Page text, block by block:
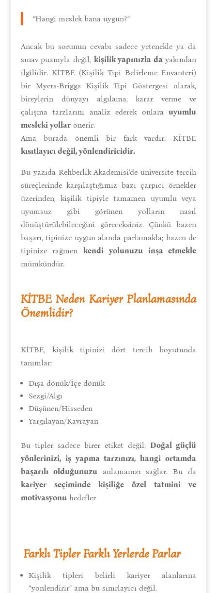
“Hangi meslek bana uygun?”
Ancak bu sorunun cevabı sadece yetenekle ya da
sınav puanıyla değil, kişilik yapınızla dayakından
ilgilidir. KİTBE (Kişilik Tipi Belirleme Envanteri)
bir Myers-Briggs Kişilik Tipi Göstergesi olarak,
bireylerin dünyayı algılama, karar verme ve
çalışma tarzlarını analiz ederek onlarauyumlu
mesleki yollarönerir.
Ama burada önemli bir fark vardır: KİTBE
kısıtlayıcı değil, yönlendiricidir.
Bu yazıda Rehberlik Akademisi’de üniversite tercih
süreçlerinde karşılaştığımız bazı çarpıcı örnekler
üzerinden, kişilik tipiyle tamamen uyumlu veya
uyumsuz gibi görünen yolların nasıl
dönüştürülebileceğini göreceksiniz. Çünkü bazen
başarı, tipinize uygun alanda parlamakla; bazen de
tipinize rağmenkendi yolunuzu inşa etmekle
mümkündür.
KİTBE Neden Kariyer Planlamasında
Önemlidir?
KİTBE, kişilik tipinizi dört tercih boyutunda
tanımlar:
Dışa dönük/İçe dönük
Sezgi/Algı
Düşünen/Hisseden
Yargılayan/Kavrayan
Bu tipler sadece birer etiket değil:Doğal güçlü
yönlerinizi, iş yapma tarzınızı, hangi ortamda
başarılı olduğunuzuanlamanızı sağlar. Bu da
kariyer seçiminde kişiliğe özel tatmini ve
motivasyonuhedefler
Farklı Tipler Farklı Yerlerde Parlar
Kişilik tipleri belirli kariyer alanlarına
“yönlendirir” ama bu sınırlayıcı değil.